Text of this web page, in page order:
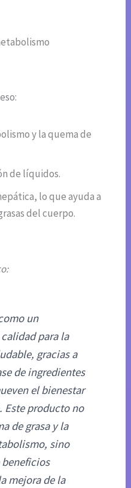
y la quema de
de líquidos.
lo que ayuda a
del cuerpo.
un
para la
gracias a
de ingredientes
el bienestar
Este producto no
de grasa y la
sino
mejora de la